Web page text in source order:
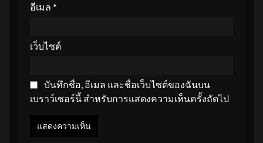
อีเมล *
เว็บไซต์
บันทึกชื่อ, อีเมล และชื่อเว็บไซต์ของฉันบน
เบราว์เซอร์นี้ สำหรับการแสดงความเห็นครั้งถัดไป